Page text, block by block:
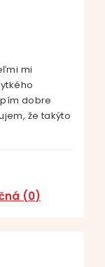
mi
dobre
že takýto
(0)